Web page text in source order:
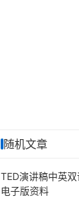
随机文章
TED演讲稿中英
电子版资料